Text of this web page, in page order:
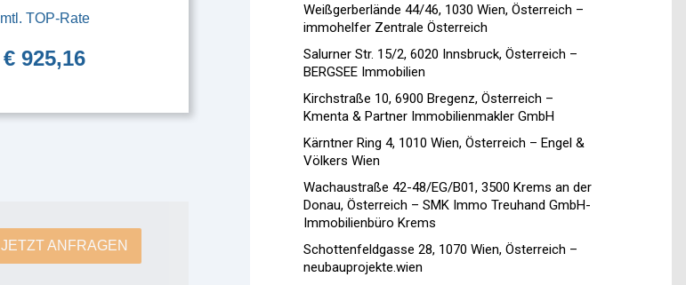
mtl. TOP-Rate
€ 925,16
JETZT ANFRAGEN
Weißgerberlände 44/46, 1030 Wien, Österreich –
immohelfer Zentrale Österreich
Salurner Str. 15/2, 6020 Innsbruck, Österreich –
BERGSEE Immobilien
Kirchstraße 10, 6900 Bregenz, Österreich –
Kmenta & Partner Immobilienmakler GmbH
Kärntner Ring 4, 1010 Wien, Österreich – Engel &
Völkers Wien
Wachaustraße 42-48/EG/B01, 3500 Krems an der
Donau, Österreich – SMK Immo Treuhand GmbH-
Immobilienbüro Krems
Schottenfeldgasse 28, 1070 Wien, Österreich –
neubauprojekte.wien